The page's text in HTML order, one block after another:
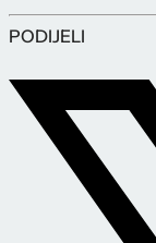
PODIJELI